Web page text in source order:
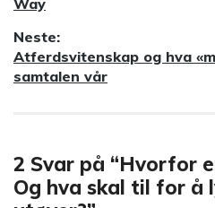
Neste:
Neste
innlegg:
Atferdsvitenskap og hva
samtalen vår
2 Svar på “Hvorfor
Og hva skal til for å